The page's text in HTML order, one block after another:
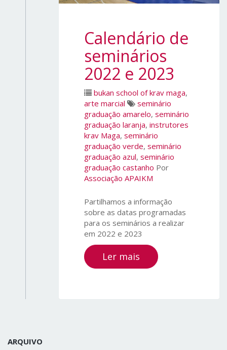
Calendário de
seminários
2022 e 2023
bukan school of krav maga,
arte marcial
seminário
graduação amarelo, seminário
graduação laranja, instrutores
krav Maga, seminário
graduação verde, seminário
graduação azul, seminário
graduação castanho Por
Associação APAIKM
Partilhamos a informação
sobre as datas programadas
para os seminários a realizar
em 2022 e 2023
Ler mais
ARQUIVO